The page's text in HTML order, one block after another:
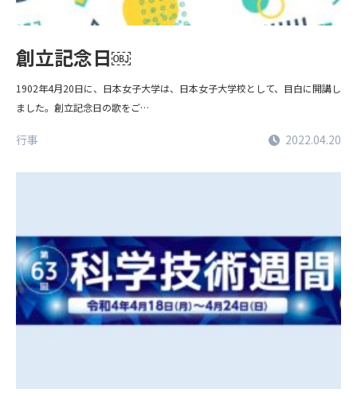
創立記念日￼
1902年4月20日に、日本女子大学は、日本女子大学校として、目白に開講し
ました。創立記念日の歌をご…
行事 2022.04.20